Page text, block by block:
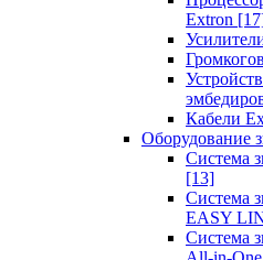
Extron
Кабели
Оборудование
Система
[13]
Система
EASY
Система